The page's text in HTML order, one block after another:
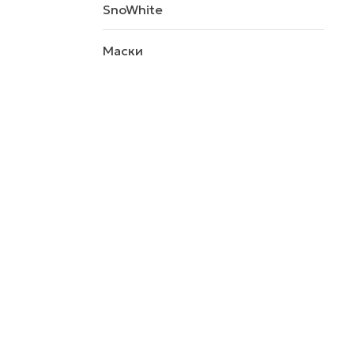
SnoWhite
Маски